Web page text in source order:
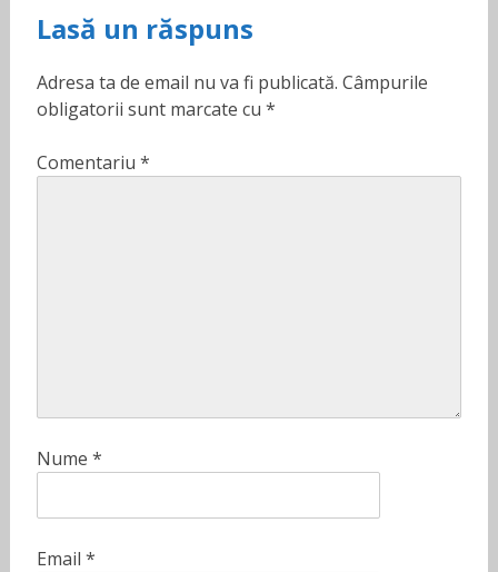
Lasă un răspuns
Adresa ta de email nu va fi publicată. Câmpurile
obligatorii sunt marcate cu *
Comentariu *
Nume *
Email *